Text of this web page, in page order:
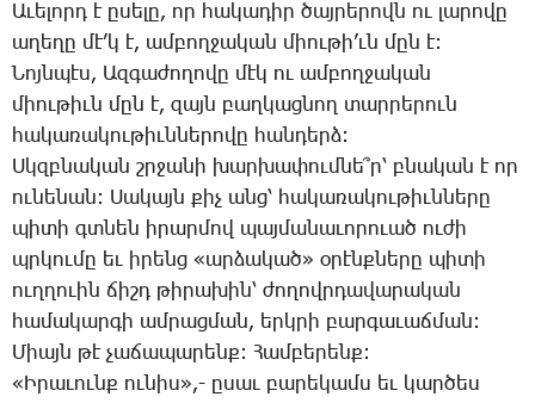
Ա­ւե­լորդ է ը­սե­լը, որ հա­կա­դիր ծայ­րե­րովն ու լա­րո­վը
ա­ղե­ղը մէ’կ­ է, ամ­բող­ջա­կան միու­թի’ւն ­մըն է:
­Նոյն­պէս, Ազ­գա­ժո­ղո­վը մէկ ու ա­մբող­ջա­կան
միու­թիւն մըն է, զայն բաղ­կաց­նող տար­րե­րուն
հա­կա­ռա­կու­թիւն­նե­րո­վը հան­դերձ:
Սկզբ­նա­կան շրջա­նի խար­խա­փում­նե՞ր՝ բնա­կան է որ
ու­նե­նան: ­Սա­կայն քիչ անց՝ հա­կա­ռա­կու­թիւն­նե­րը
պի­տի գտնեն ի­րար­մով պայ­մա­նա­ւո­րո­ւած ու­ժի
պրկու­մը եւ ի­րենց «ար­ձա­կած» օ­րէնք­նե­րը պի­տի
ուղ­ղո­ւին ճիշդ թի­րա­խին՝ ժո­ղովր­դա­վա­րա­կան
հա­մա­կար­գի ամ­րաց­ման, երկ­րի բար­գա­ւաճ­ման:
­Միայն թէ չա­ճա­պա­րենք: ­Համ­բե­րենք:
«Ի­րա­ւունք ու­նիս»,- ը­սաւ բա­րե­կամս եւ կար­ծես